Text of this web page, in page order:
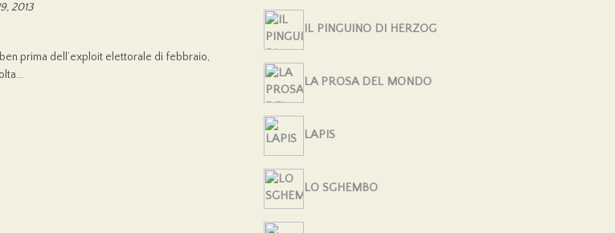
2013
prima dell’exploit elettorale di febbraio,
IL PINGUINO DI HERZOG
LA PROSA DEL MONDO
LAPIS
LO SGHEMBO